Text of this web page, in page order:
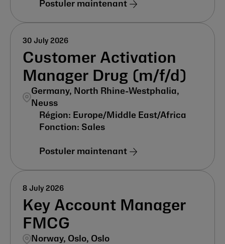
Postuler maintenant
Customer Activation
Manager Drug (m/f/d)
Germany, North Rhine-Westphalia,
Neuss
30 July 2026
Europe/Middle East/Africa
Sales
Postuler maintenant
Key Account Manager
FMCG
Norway, Oslo, Oslo
8 July 2026